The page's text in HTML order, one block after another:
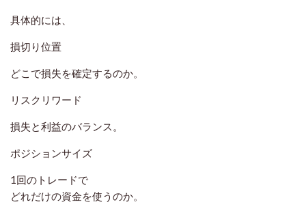
具体的には、
損切り位置
どこで損失を確定するのか。
リスクリワード
損失と利益のバランス。
ポジションサイズ
1回のトレードで
どれだけの資金を使うのか。